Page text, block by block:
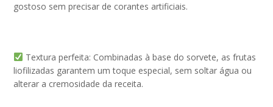
gostoso sem precisar de corantes artificiais.
Textura perfeita: Combinadas à base do sorvete, as frutas
liofilizadas garantem um toque especial, sem soltar água ou
alterar a cremosidade da receita.